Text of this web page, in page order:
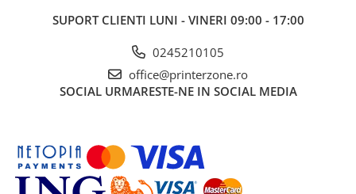
SUPORT CLIENTI LUNI - VINERI 09:00 - 17:00
0245210105
office@printerzone.ro
SOCIAL URMARESTE-NE IN SOCIAL MEDIA